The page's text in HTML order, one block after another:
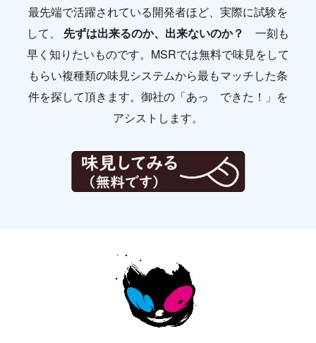
最先端で活躍されている開発者ほど、実際に試験を
して、 先ずは出来るのか、出来ないのか？
一刻も
早く知りたいものです。MSRでは無料で味見をして
もらい複種類の味見システムから最もマッチした条
件を探して頂きます。御社の「あっ できた！」を
アシストします。